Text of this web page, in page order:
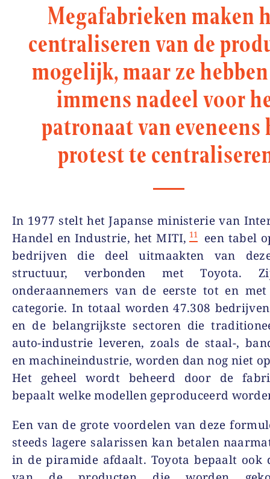
Megafabrieken maken
centraliseren van de
mogelijk, maar ze
immens nadeel voor
patronaat van eveneens
protest te
In 1977 stelt het Japanse ministerie van
Handel en Industrie, het MITI, 11
een tabel
bedrijven die deel uitmaakten van
structuur, verbonden met Toyota.
onderaannemers van de eerste tot en
categorie. In totaal worden 47.308
en de belangrijkste sectoren die
auto-industrie leveren, zoals de staal-,
en machineindustrie, worden dan nog niet
Het geheel wordt beheerd door de
bepaalt welke modellen geproduceerd
Een van de grote voordelen van deze
steeds lagere salarissen kan betalen
in de piramide afdaalt. Toyota bepaalt ook